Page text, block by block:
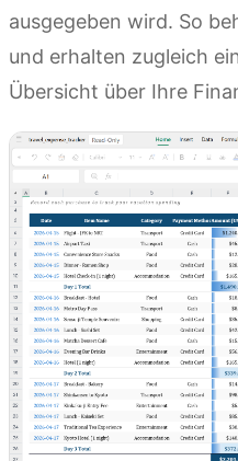
ausgegeben wird. So
und erhalten zugleich
Übersicht über Ihre